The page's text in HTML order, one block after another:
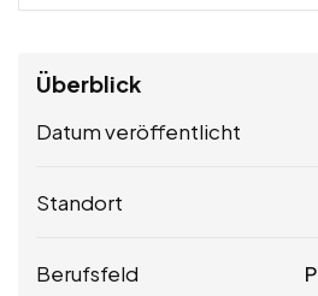
Überblick
Datum veröffentlicht
Standort
Berufsfeld